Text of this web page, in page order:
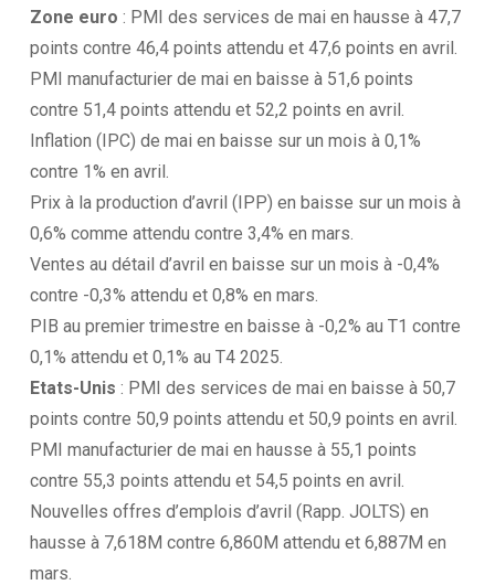
Zone euro : PMI des services de mai en hausse à 47,7
points contre 46,4 points attendu et 47,6 points en avril.
PMI manufacturier de mai en baisse à 51,6 points
contre 51,4 points attendu et 52,2 points en avril.
Inflation (IPC) de mai en baisse sur un mois à 0,1%
contre 1% en avril.
Prix à la production d’avril (IPP) en baisse sur un mois à
0,6% comme attendu contre 3,4% en mars.
Ventes au détail d’avril en baisse sur un mois à -0,4%
contre -0,3% attendu et 0,8% en mars.
PIB au premier trimestre en baisse à -0,2% au T1 contre
0,1% attendu et 0,1% au T4 2025.
Etats-Unis : PMI des services de mai en baisse à 50,7
points contre 50,9 points attendu et 50,9 points en avril.
PMI manufacturier de mai en hausse à 55,1 points
contre 55,3 points attendu et 54,5 points en avril.
Nouvelles offres d’emplois d’avril (Rapp. JOLTS) en
hausse à 7,618M contre 6,860M attendu et 6,887M en
mars.